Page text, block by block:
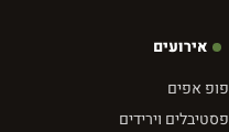
אירועים
פופ אפים
פסטיבלים וירידים